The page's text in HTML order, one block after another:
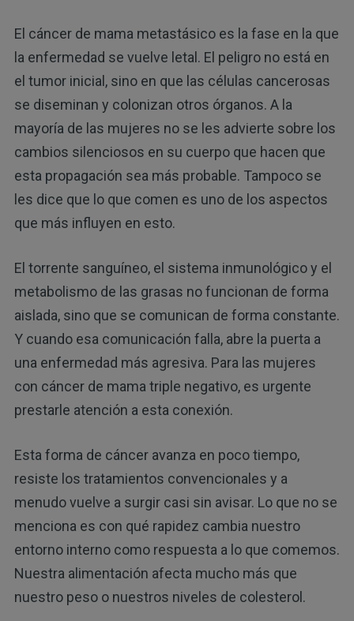
El cáncer de mama metastásico es la fase en la que
la enfermedad se vuelve letal. El peligro no está en
el tumor inicial, sino en que las células cancerosas
se diseminan y colonizan otros órganos. A la
mayoría de las mujeres no se les advierte sobre los
cambios silenciosos en su cuerpo que hacen que
esta propagación sea más probable. Tampoco se
les dice que lo que comen es uno de los aspectos
que más influyen en esto.
El torrente sanguíneo, el sistema inmunológico y el
metabolismo de las grasas no funcionan de forma
aislada, sino que se comunican de forma constante.
Y cuando esa comunicación falla, abre la puerta a
una enfermedad más agresiva. Para las mujeres
con cáncer de mama triple negativo, es urgente
prestarle atención a esta conexión.
Esta forma de cáncer avanza en poco tiempo,
resiste los tratamientos convencionales y a
menudo vuelve a surgir casi sin avisar. Lo que no se
menciona es con qué rapidez cambia nuestro
entorno interno como respuesta a lo que comemos.
Nuestra alimentación afecta mucho más que
nuestro peso o nuestros niveles de colesterol.